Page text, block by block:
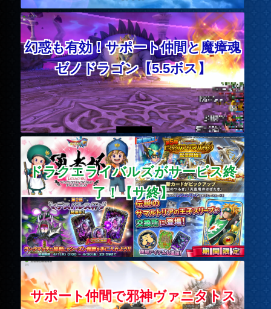
幻惑も有効！サポート仲間と魔瘴魂
ゼノドラゴン【5.5ボス】
ドラクエライバルズがサービス終
了！【サ終】
サポート仲間で邪神ヴァニタトス